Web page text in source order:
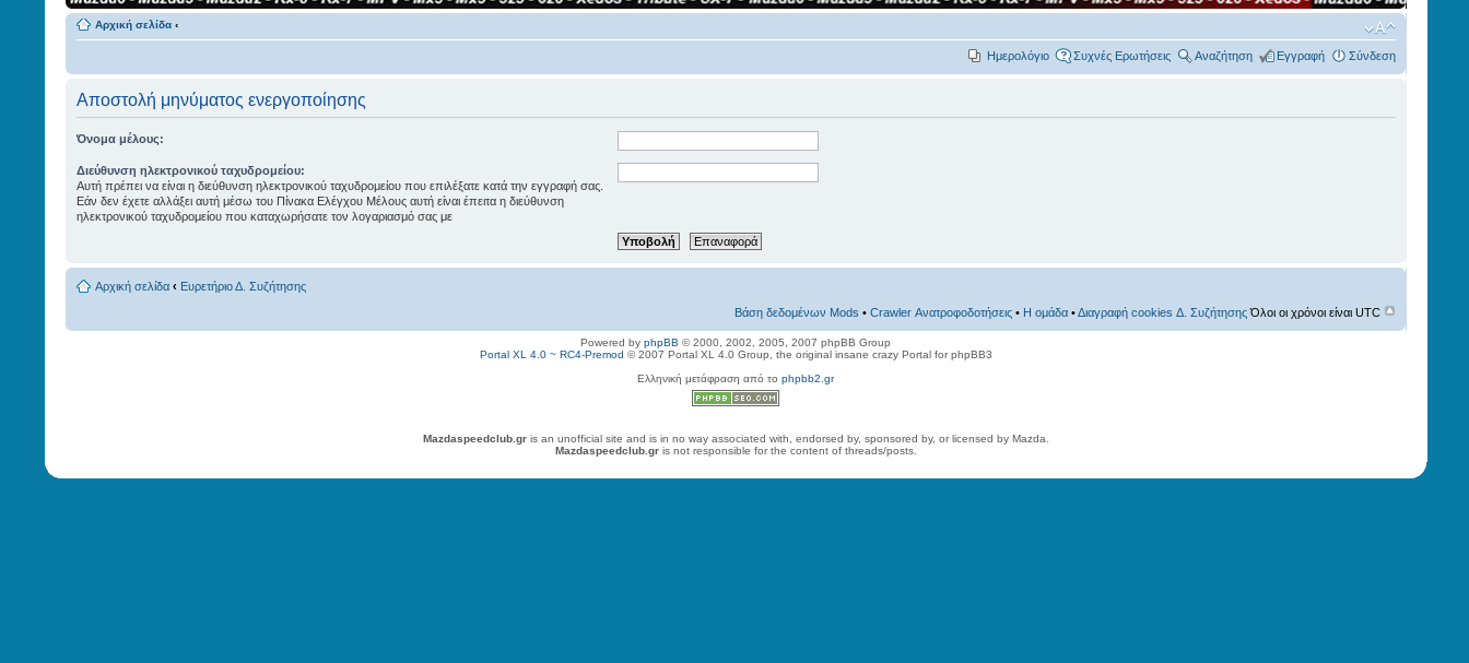
Αρχική σελίδα ‹
Ημερολόγιο Συχνές Ερωτήσεις Αναζήτηση Εγγραφή Σύνδεση
Αποστολή μηνύματος ενεργοποίησης
Όνομα μέλους:
Διεύθυνση ηλεκτρονικού ταχυδρομείου:
Αυτή πρέπει να είναι η διεύθυνση ηλεκτρονικού ταχυδρομείου που επιλέξατε κατά την εγγραφή σας.
Εάν δεν έχετε αλλάξει αυτή μέσω του Πίνακα Ελέγχου Μέλους αυτή είναι έπειτα η διεύθυνση
ηλεκτρονικού ταχυδρομείου που καταχωρήσατε τον λογαριασμό σας με
Αρχική σελίδα ‹ Ευρετήριο Δ. Συζήτησης
Βάση δεδομένων Mods •Crawler Ανατροφοδοτήσεις • Η ομάδα •Διαγραφή cookies Δ. ΣυζήτησηςΌλοι οι χρόνοι είναι UTC
Powered byphpBB © 2000, 2002, 2005, 2007 phpBB Group
Portal XL 4.0 ~ RC4-Premod © 2007 Portal XL 4.0 Group, the original insane crazy Portal for phpBB3
Ελληνική μετάφραση από τοphpbb2.gr
Mazdaspeedclub.gris an unofficial site and is in no way associated with, endorsed by, sponsored by, or licensed by Mazda.
Mazdaspeedclub.gris not responsible for the content of threads/posts.